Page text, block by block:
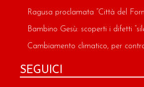
Ragusa proclamata “Città del
Bambino Gesù: scoperti i difetti
Cambiamento climatico, per
SEGUICI